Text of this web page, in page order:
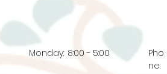
Monday: 8:00 - 5:00
Pho
ne: